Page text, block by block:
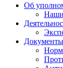
Об
Наши
Документы